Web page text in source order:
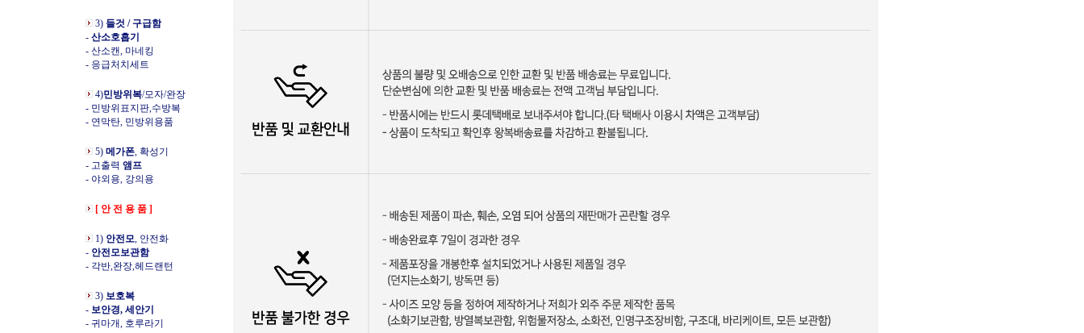
3) 들것 / 구급함
- 산소호흡기
- 산소캔, 마네킹
- 응급처치세트
4)민방위복/모자/완장
- 민방위표지판,수방복
- 연막탄, 민방위용품
5) 메가폰, 확성기
- 고출력 앰프
- 야외용, 강의용
[ 안 전 용 품 ]
1) 안전모, 안전화
- 안전모보관함
- 각반,완장,헤드랜턴
3) 보호복
- 보안경, 세안기
- 귀마개, 호루라기